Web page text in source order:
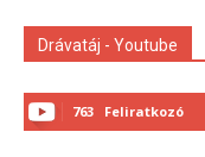
Drávatáj - Youtube
763 Feliratkozó